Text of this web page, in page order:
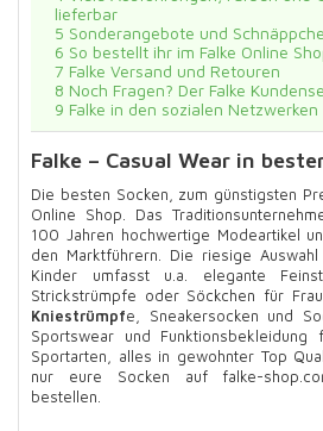
lieferbar
5 Sonderangebote und
6 So bestellt ihr im Falke Online
7 Falke Versand und Retouren
8 Noch Fragen? Der Falke
9 Falke in den sozialen Netzwerken
Falke – Casual Wear in
Die besten Socken, zum günstigsten
Online Shop. Das
100 Jahren hochwertige Modeartikel
den Marktführern. Die riesige
Kinder umfasst u.a. elegante
Strickstrümpfe oder Söckchen für
Kniestrümpfe, Sneakersocken und
Sportswear und
Sportarten, alles in gewohnter Top
nur eure Socken auf falke-
bestellen.